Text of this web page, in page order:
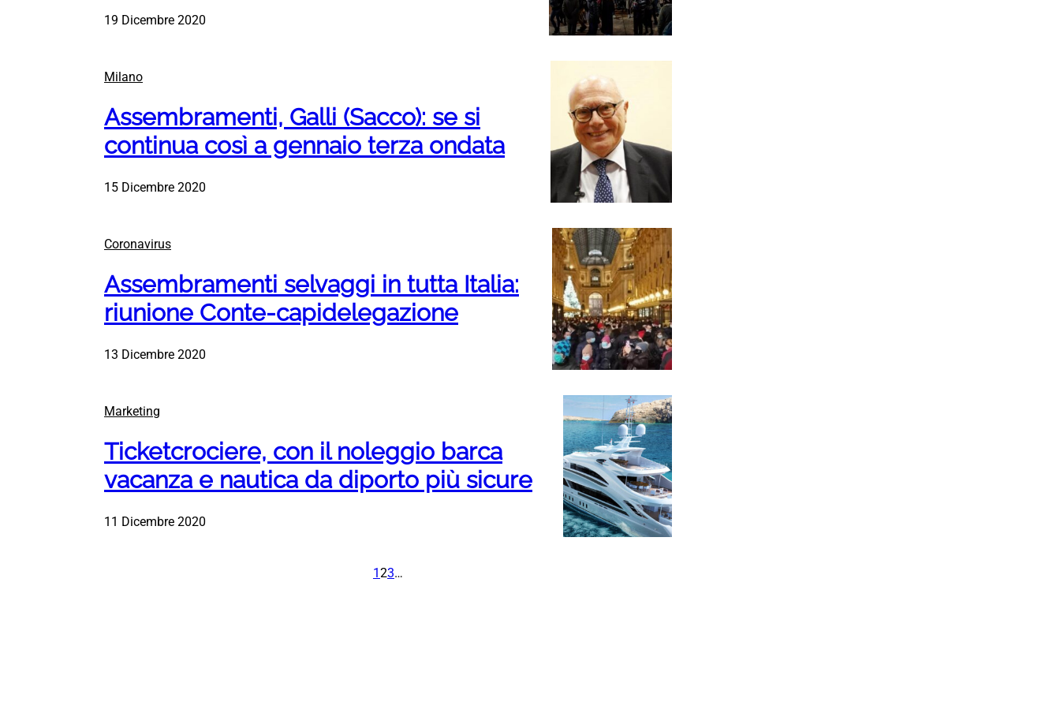
19 Dicembre 2020
Milano
Assembramenti, Galli (Sacco): se si
continua così a gennaio terza ondata
15 Dicembre 2020
Coronavirus
Assembramenti selvaggi in tutta Italia:
riunione Conte-capidelegazione
13 Dicembre 2020
Marketing
Ticketcrociere, con il noleggio barca
vacanza e nautica da diporto più sicure
11 Dicembre 2020
1 23…